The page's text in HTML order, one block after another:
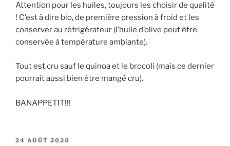
Attention pour les huiles, toujours les choisir de qualité
! C’est à dire bio, de première pression à froid et les
conserver au réfrigérateur (l’huile d’olive peut être
conservée à température ambiante).
Tout est cru sauf le quinoa et le brocoli (mais ce dernier
pourrait aussi bien être mangé cru).
BANAPPETIT!!!
PUBLIÉ
24 AOÛT 2020